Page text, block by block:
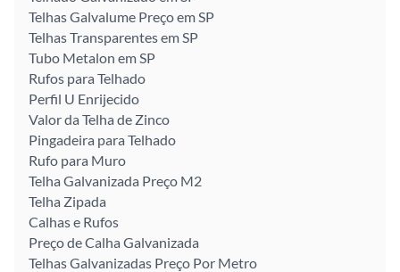
Telhas Galvalume Preço em SP
Telhas Transparentes em SP
Tubo Metalon em SP
Rufos para Telhado
Perfil U Enrijecido
Valor da Telha de Zinco
Pingadeira para Telhado
Rufo para Muro
Telha Galvanizada Preço M2
Telha Zipada
Calhas e Rufos
Preço de Calha Galvanizada
Telhas Galvanizadas Preço Por Metro